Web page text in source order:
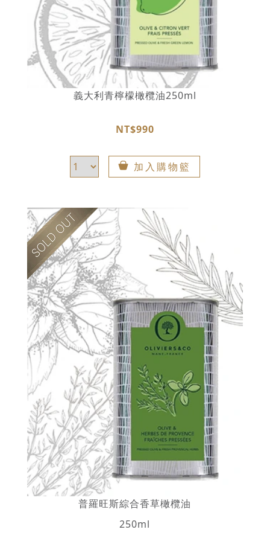
義大利青檸檬橄欖油250ml
NT$990
加入購物籃
普羅旺斯綜合香草橄欖油
250ml